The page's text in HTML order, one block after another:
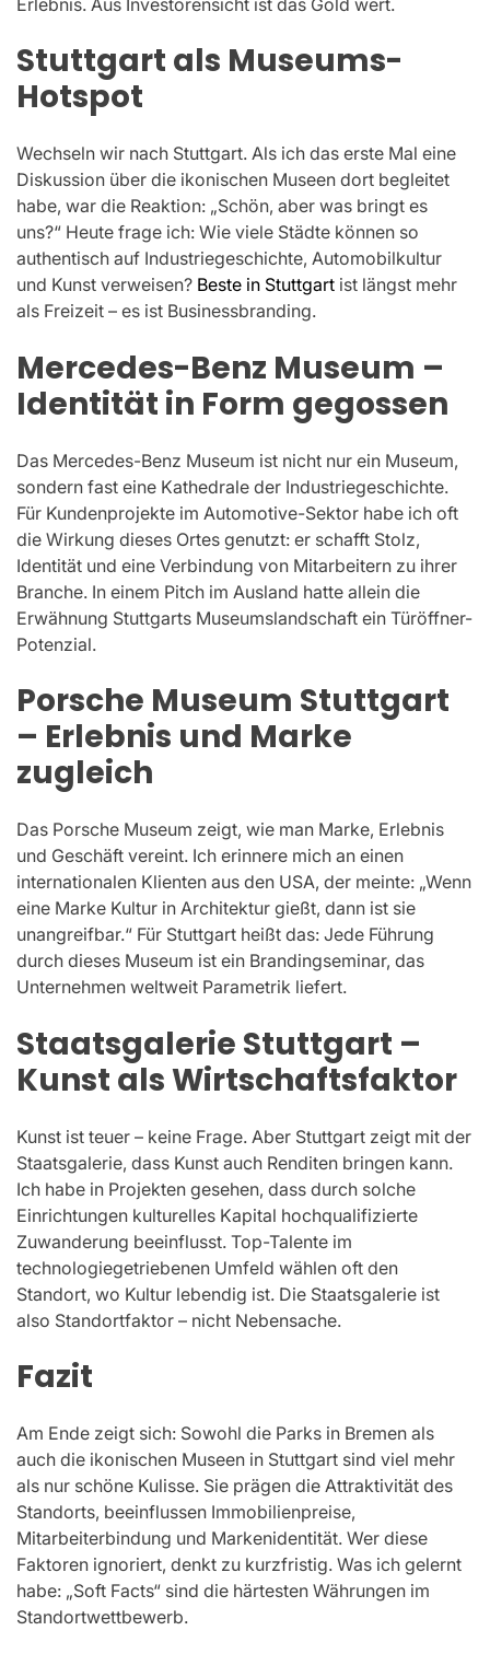
Stuttgart als Museums-
Hotspot
Wechseln wir nach Stuttgart. Als ich das erste Mal eine
Diskussion über die ikonischen Museen dort begleitet
habe, war die Reaktion: „Schön, aber was bringt es
uns?“ Heute frage ich: Wie viele Städte können so
authentisch auf Industriegeschichte, Automobilkultur
und Kunst verweisen? Beste in Stuttgart ist längst mehr
als Freizeit – es ist Businessbranding.
Mercedes-Benz Museum –
Identität in Form gegossen
Das Mercedes-Benz Museum ist nicht nur ein Museum,
sondern fast eine Kathedrale der Industriegeschichte.
Für Kundenprojekte im Automotive-Sektor habe ich oft
die Wirkung dieses Ortes genutzt: er schafft Stolz,
Identität und eine Verbindung von Mitarbeitern zu ihrer
Branche. In einem Pitch im Ausland hatte allein die
Erwähnung Stuttgarts Museumslandschaft ein Türöffner-
Potenzial.
Porsche Museum Stuttgart
– Erlebnis und Marke
zugleich
Das Porsche Museum zeigt, wie man Marke, Erlebnis
und Geschäft vereint. Ich erinnere mich an einen
internationalen Klienten aus den USA, der meinte: „Wenn
eine Marke Kultur in Architektur gießt, dann ist sie
unangreifbar.“ Für Stuttgart heißt das: Jede Führung
durch dieses Museum ist ein Brandingseminar, das
Unternehmen weltweit Parametrik liefert.
Staatsgalerie Stuttgart –
Kunst als Wirtschaftsfaktor
Kunst ist teuer – keine Frage. Aber Stuttgart zeigt mit der
Staatsgalerie, dass Kunst auch Renditen bringen kann.
Ich habe in Projekten gesehen, dass durch solche
Einrichtungen kulturelles Kapital hochqualifizierte
Zuwanderung beeinflusst. Top-Talente im
technologiegetriebenen Umfeld wählen oft den
Standort, wo Kultur lebendig ist. Die Staatsgalerie ist
also Standortfaktor – nicht Nebensache.
Fazit
Am Ende zeigt sich: Sowohl die Parks in Bremen als
auch die ikonischen Museen in Stuttgart sind viel mehr
als nur schöne Kulisse. Sie prägen die Attraktivität des
Standorts, beeinflussen Immobilienpreise,
Mitarbeiterbindung und Markenidentität. Wer diese
Faktoren ignoriert, denkt zu kurzfristig. Was ich gelernt
habe: „Soft Facts“ sind die härtesten Währungen im
Standortwettbewerb.